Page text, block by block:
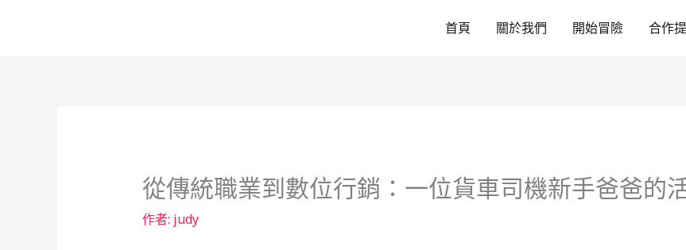
首頁 關於我們 開始冒險 合作
從傳統職業到數位行銷：一位貨車司機新手爸爸的
作者: judy